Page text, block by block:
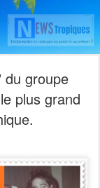
du groupe
plus grand